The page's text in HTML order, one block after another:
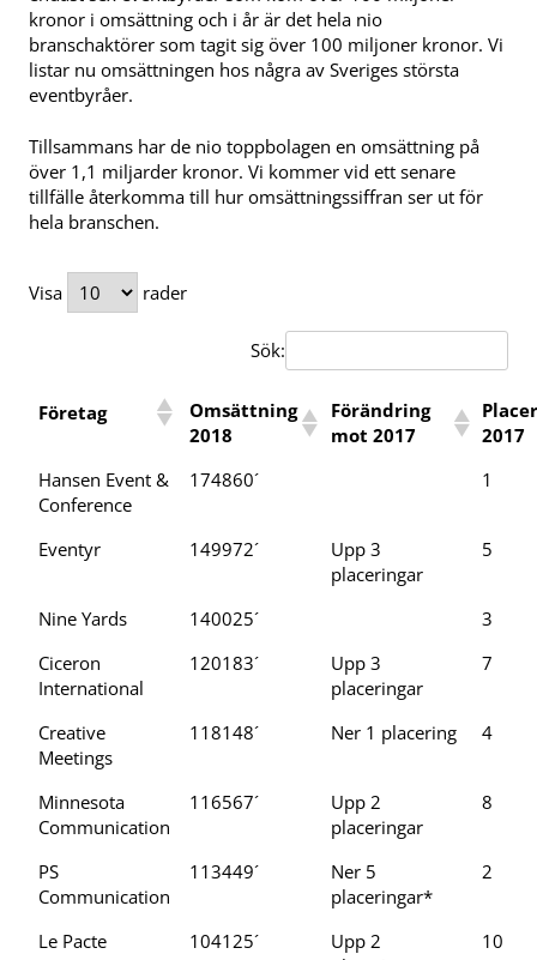
kronor i omsättning och i år är det hela nio
branschaktörer som tagit sig över 100 miljoner kronor. Vi
listar nu omsättningen hos några av Sveriges största
eventbyråer.
Tillsammans har de nio toppbolagen en omsättning på
över 1,1 miljarder kronor. Vi kommer vid ett senare
tillfälle återkomma till hur omsättningssiffran ser ut för
hela branschen.
Visa rader
Sök:
Företag
Omsättning
2018
Förändring
mot 2017
2017
Hansen Event &
Conference
174860´ 1
Eventyr 149972´
Upp 3
placeringar
5
Nine Yards 140025´
3
Ciceron
International
120183´
Upp 3
placeringar
7
Creative
Meetings
118148´ Ner 1 placering 4
Minnesota
Communication
116567´
Upp 2
placeringar
8
PS
Communication
113449´
Ner 5
placeringar*
2
Le Pacte 104125´
Upp 2
10